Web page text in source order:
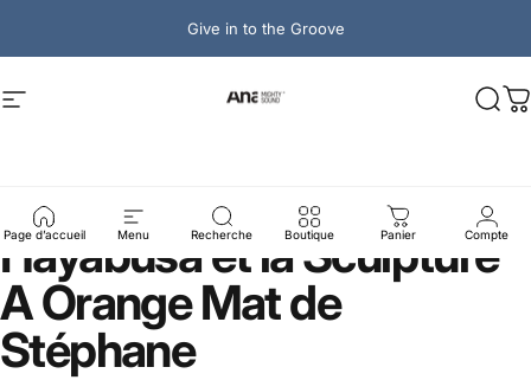
Give in to the Groove
Navigation Ana Mighty Sound
Page d’accueil Menu Recherche Boutique Panier Compte
La nouvelle
Mutech
HayabusaetlaSculpture
AOrangeMatde
Stéphane